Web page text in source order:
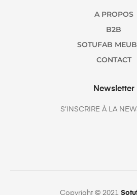
A PROPOS
B2B
SOTUFAB
CONTACT
Newsletter
S’INSCRIRE À LA
Copyright © 2021